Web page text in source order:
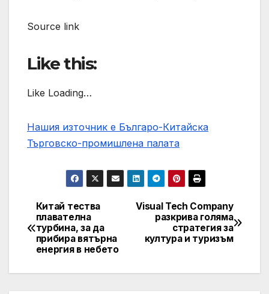
Source link
Like this:
Like Loading…
Нашия източник е Българо-Китайска
Търговско-промишлена палaта
Post
navigation
Visual Tech Company
разкрива голяма
стратегия за
култура и туризъм
Китай тества
плавателна
турбина, за да
прибира вятърна
енергия в небето